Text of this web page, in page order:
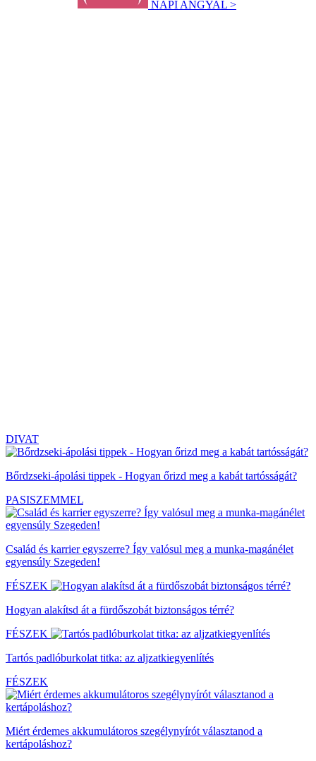
NAPI ANGYAL >
DIVAT
Bőrdzseki-ápolási tippek - Hogyan őrizd meg a kabát tartósságát?
PASISZEMMEL
Család és karrier egyszerre? Így valósul meg a munka-magánélet
egyensúly Szegeden!
FÉSZEK
Hogyan alakítsd át a fürdőszobát biztonságos térré?
FÉSZEK
Tartós padlóburkolat titka: az aljzatkiegyenlítés
FÉSZEK
Miért érdemes akkumulátoros szegélynyírót választanod a
kertápoláshoz?